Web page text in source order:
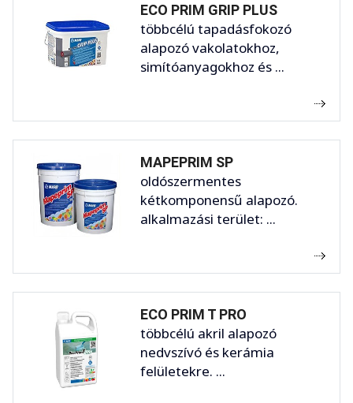
ECO PRIM GRIP PLUS
többcélú tapadásfokozó
alapozó vakolatokhoz,
simítóanyagokhoz és ...
MAPEPRIM SP
oldószermentes
kétkomponensű alapozó.
alkalmazási terület: ...
ECO PRIM T PRO
többcélú akril alapozó
nedvszívó és kerámia
felületekre. ...